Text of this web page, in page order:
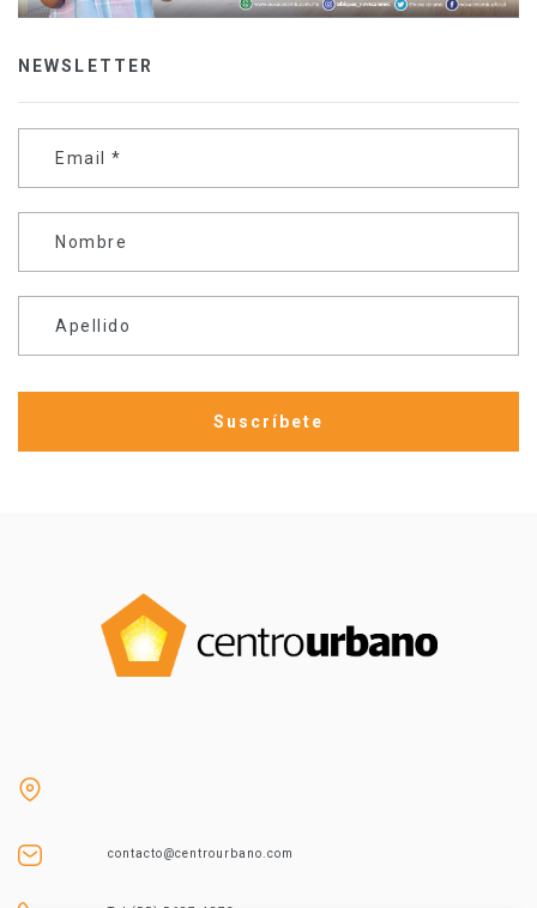
NEWSLETTER
Email *
Nombre
Apellido
contacto@centrourbano.com